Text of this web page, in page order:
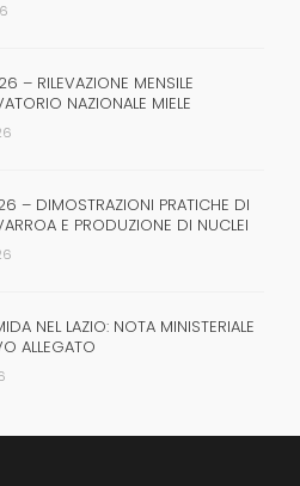
– RILEVAZIONE MENSILE
NAZIONALE MIELE
– DIMOSTRAZIONI PRATICHE DI
E PRODUZIONE DI NUCLEI
NEL LAZIO: NOTA MINISTERIALE
ALLEGATO